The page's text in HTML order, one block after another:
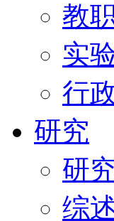
教
实
行
研究
研
综